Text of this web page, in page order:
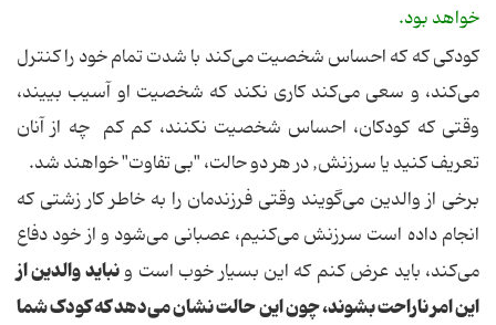
خواهد بود.
کودکی که که احساس شخصیت می‌کند با شدت تمام خود را کنترل
می‌کند، و سعی می‌کند کاری نکند که شخصیت او آسیب بییند،
وقتی که کودکان، احساس شخصیت نکنند، کم کم چه از آنان
تعریف کنید یا سرزنش, در هر دو حالت، "بی تفاوت" خواهند شد.
برخی از والدین می‌گویند وقتی فرزندمان را به خاطر کار زشتی که
انجام داده است سرزنش می‌کنیم، عصبانی می‌شود و از خود دفاع
می‌کند، باید عرض کنم که این بسیار خوب است ونباید والدین از
این امر ناراحت بشوند، چون این حالت نشان می‌دهد که کودک شما